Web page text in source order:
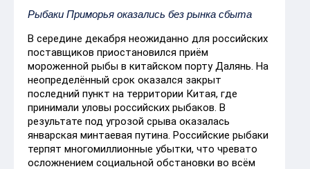
Рыбаки Приморья оказались без рынка сбыта
В середине декабря неожиданно для российских
поставщиков приостановился приём
мороженной рыбы в китайском порту Далянь. На
неопределённый срок оказался закрыт
последний пункт на территории Китая, где
принимали уловы российских рыбаков. В
результате под угрозой срыва оказалась
январская минтаевая путина. Российские рыбаки
терпят многомиллионные убытки, что чревато
осложнением социальной обстановки во всём